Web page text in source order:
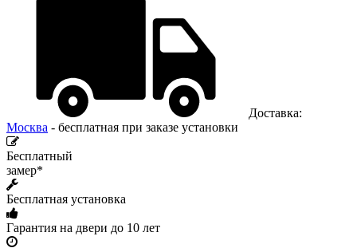
Доставка:
Москва - бесплатная при заказе установки
Бесплатный
замер*
Бесплатная установка
Гарантия на двери до 10 лет